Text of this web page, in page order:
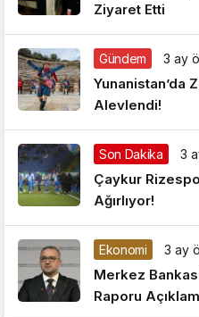
Sistem
Sistem
Ziyaret Etti
Gündem 3 ay
Yunanistan’da
Alevlendi!
Son Dakika 3
Çaykur
Ağırlıyor!
Ekonomi 3 ay
Merkez
Raporu